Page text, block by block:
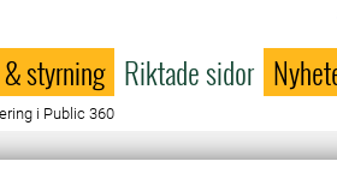
styrning Riktade sidor
i Public 360